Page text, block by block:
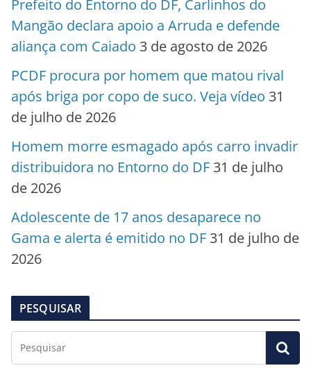
Prefeito do Entorno do DF, Carlinhos do
Mangão declara apoio a Arruda e defende
aliança com Caiado 3 de agosto de 2026
PCDF procura por homem que matou rival
após briga por copo de suco. Veja vídeo 31
de julho de 2026
Homem morre esmagado após carro invadir
distribuidora no Entorno do DF 31 de julho
de 2026
Adolescente de 17 anos desaparece no
Gama e alerta é emitido no DF 31 de julho de
2026
PESQUISAR